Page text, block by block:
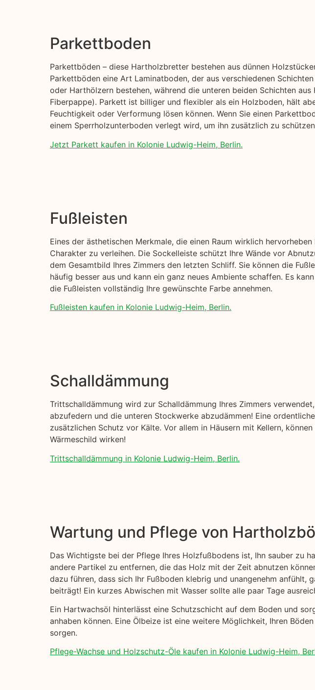
Parkettboden
Parkettböden – diese Hartholzbretter bestehen aus dünnen
Parkettböden eine Art Laminatboden, der aus verschiedenen
oder Harthölzern bestehen, während die unteren beiden Schichten
Fiberpappe). Parkett ist billiger und flexibler als ein Holzboden, hält
Feuchtigkeit oder Verformung lösen können. Wenn Sie einen
einem Sperrholzunterboden verlegt wird, um ihn zusätzlich zu
Jetzt Parkett kaufen in Kolonie Ludwig-Heim, Berlin.
Fußleisten
Eines der ästhetischen Merkmale, die einen Raum wirklich
Charakter zu verleihen. Die Sockelleiste schützt Ihre Wände vor
dem Gesamtbild Ihres Zimmers den letzten Schliff. Sie können die
häufig besser aus und kann ein ganz neues Ambiente schaffen. Es
die Fußleisten vollständig Ihre gewünschte Farbe annehmen.
Fußleisten kaufen in Kolonie Ludwig-Heim, Berlin.
Schalldämmung
Trittschalldämmung wird zur Schalldämmung Ihres Zimmers
abzufedern und die unteren Stockwerke abzudämmen! Eine
zusätzlichen Schutz vor Kälte. Vor allem in Häusern mit Kellern,
Wärmeschild wirken!
Trittschalldämmung in Kolonie Ludwig-Heim, Berlin.
Wartung und Pflege von
Das Wichtigste bei der Pflege Ihres Holzfußbodens ist, Ihn sauber zu
andere Partikel zu entfernen, die das Holz mit der Zeit abnutzen
dazu führen, dass sich Ihr Fußboden klebrig und unangenehm
beiträgt! Ein kurzes Abwischen mit Wasser sollte alle paar Tage
Ein Hartwachsöl hinterlässt eine Schutzschicht auf dem Boden und
anhaben können. Eine Ölbeize ist eine weitere Möglichkeit, Ihren
sorgen.
Pflege-Wachse und Holzschutz-Öle kaufen in Kolonie Ludwig-Heim,